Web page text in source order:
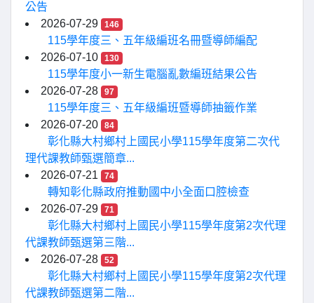
公告
2026-07-29
146
115學年度三、五年級編班名冊暨導師編配
2026-07-10
130
115學年度小一新生電腦亂數編班結果公告
2026-07-28
97
115學年度三、五年級編班暨導師抽籤作業
2026-07-20
84
彰化縣大村鄉村上國民小學115學年度第二次代
理代課教師甄選簡章...
2026-07-21
74
轉知彰化縣政府推動國中小全面口腔檢查
2026-07-29
71
彰化縣大村鄉村上國民小學115學年度第2次代理
代課教師甄選第三階...
2026-07-28
52
彰化縣大村鄉村上國民小學115學年度第2次代理
代課教師甄選第二階...